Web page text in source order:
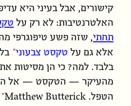
קישורים, אבל בעיני היא
האלטרנטיבות: לא רק על
תחתי, שזה פשע טיפוגרפי
אלא גם על טקסט צבעוני
בלבד. למה? כי הן מסיטות
מהעיקר — הטקסט — אל
הטפל. Matthew Butterick